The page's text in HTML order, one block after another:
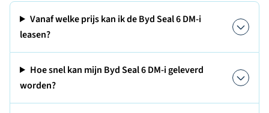
Vanaf welke prijs kan ik de Byd Seal 6 DM-i
leasen?
Hoe snel kan mijn Byd Seal 6 DM-i geleverd
worden?